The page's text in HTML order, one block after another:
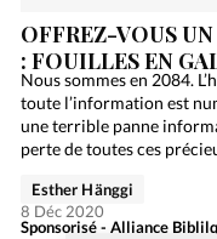
OFFREZ-VOUS
: FOUILLES EN
Nous sommes en 2084.
toute l’information est
une terrible panne
perte de toutes ces
Sponsorisé - Alliance
Esther Hänggi
8 Déc 2020